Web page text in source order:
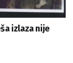
izlaza nije